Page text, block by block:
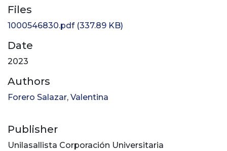
Files
1000546830.pdf(337.89 KB)
Date
2023
Authors
Forero Salazar, Valentina
Publisher
Unilasallista Corporación Universitaria